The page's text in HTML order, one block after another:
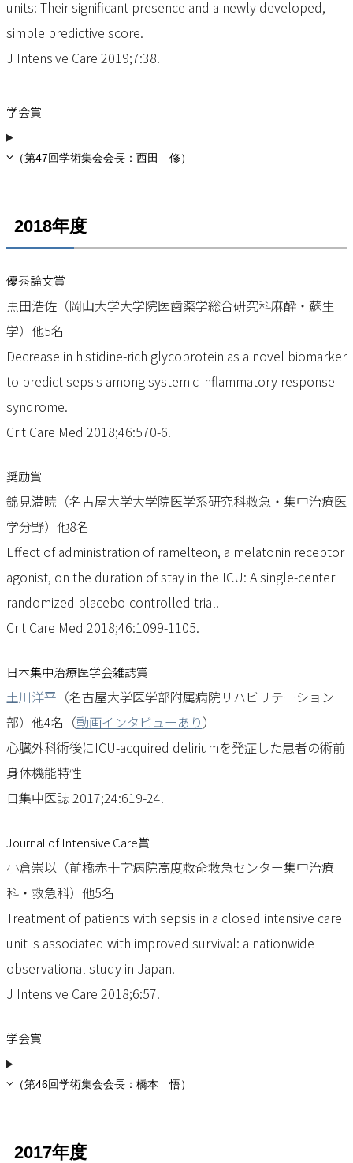
units: Their significant presence and a newly developed,
simple predictive score.
J Intensive Care 2019;7:38.
学会賞
（第47回学術集会会長：西田 修）
2018年度
優秀論文賞
黒田浩佐（岡山大学大学院医歯薬学総合研究科麻酔・蘇生
学）他5名
Decrease in histidine-rich glycoprotein as a novel biomarker
to predict sepsis among systemic inflammatory response
syndrome.
Crit Care Med 2018;46:570-6.
奨励賞
錦見満暁（名古屋大学大学院医学系研究科救急・集中治療医
学分野）他8名
Effect of administration of ramelteon, a melatonin receptor
agonist, on the duration of stay in the ICU: A single-center
randomized placebo-controlled trial.
Crit Care Med 2018;46:1099-1105.
日本集中治療医学会雑誌賞
土川洋平 （名古屋大学医学部附属病院リハビリテーション
部）他4名（動画インタビューあり）
心臓外科術後にICU-acquired deliriumを発症した患者の術前
身体機能特性
日集中医誌 2017;24:619-24.
Journal of Intensive Care賞
小倉崇以（前橋赤十字病院高度救命救急センター集中治療
科・救急科）他5名
Treatment of patients with sepsis in a closed intensive care
unit is associated with improved survival: a nationwide
observational study in Japan.
J Intensive Care 2018;6:57.
学会賞
（第46回学術集会会長：橋本 悟）
2017年度